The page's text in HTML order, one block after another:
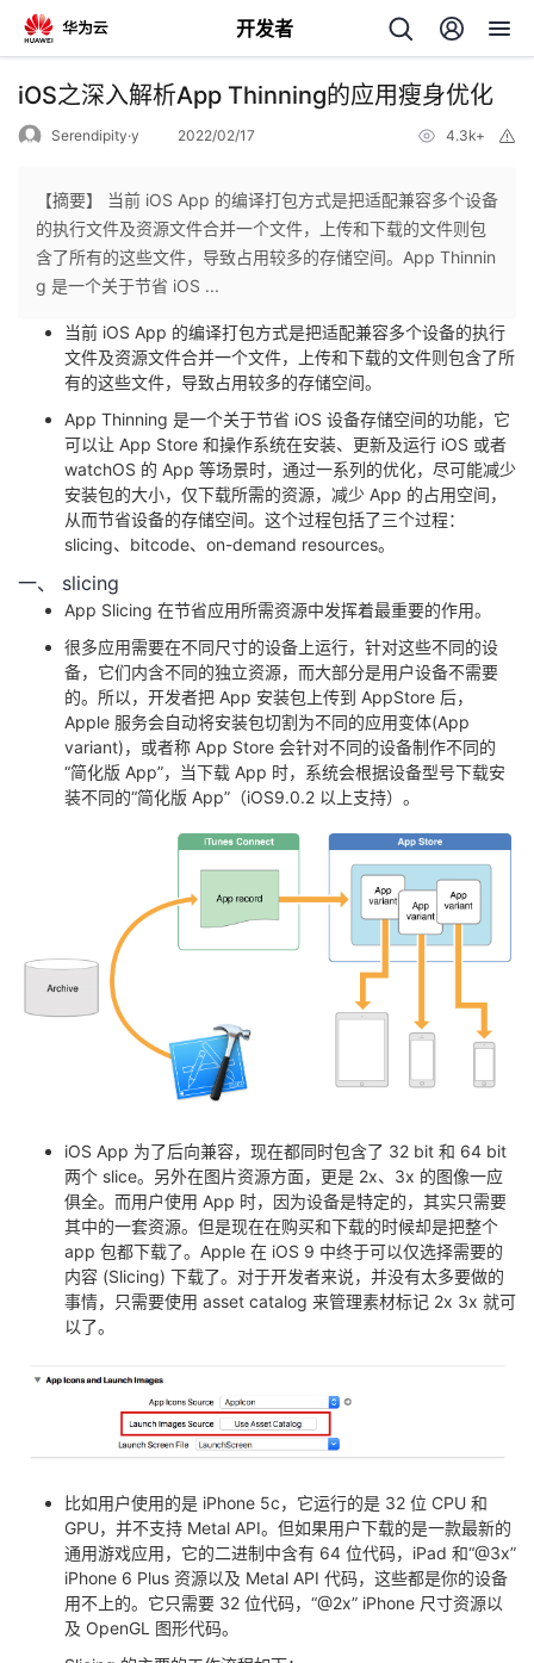
开发者
返
个
人
我
者
播
活
的
发
我
课
的
我
Programs
的
的
术
我
云
iOS之深入解析App Thinning的应用瘦身优化
Serendipity·y 2022/02/17 4.3k+
【摘要】 当前 iOS App 的编译打包方式是把适配兼容多个设备
的执行文件及资源文件合并一个文件，上传和下载的文件则包
含了所有的这些文件，导致占用较多的存储空间。App Thinnin
g 是一个关于节省 iOS ...
当前 iOS App 的编译打包方式是把适配兼容多个设备的执行
文件及资源文件合并一个文件，上传和下载的文件则包含了所
有的这些文件，导致占用较多的存储空间。
App Thinning 是一个关于节省 iOS 设备存储空间的功能，它
可以让 App Store 和操作系统在安装、更新及运行 iOS 或者
watchOS 的 App 等场景时，通过一系列的优化，尽可能减少
安装包的大小，仅下载所需的资源，减少 App 的占用空间，
从而节省设备的存储空间。这个过程包括了三个过程：
slicing、bitcode、on-demand resources。
一、 slicing
App Slicing 在节省应用所需资源中发挥着最重要的作用。
很多应用需要在不同尺寸的设备上运行，针对这些不同的设
备，它们内含不同的独立资源，而大部分是用户设备不需要
的。所以，开发者把 App 安装包上传到 AppStore 后，
Apple 服务会自动将安装包切割为不同的应用变体(App
variant)，或者称 App Store 会针对不同的设备制作不同的
“简化版 App”，当下载 App 时，系统会根据设备型号下载安
装不同的“简化版 App”（iOS9.0.2 以上支持）。
iOS App 为了后向兼容，现在都同时包含了 32 bit 和 64 bit
两个 slice。另外在图片资源方面，更是 2x、3x 的图像一应
俱全。而用户使用 App 时，因为设备是特定的，其实只需要
其中的一套资源。但是现在在购买和下载的时候却是把整个
app 包都下载了。Apple 在 iOS 9 中终于可以仅选择需要的
内容 (Slicing) 下载了。对于开发者来说，并没有太多要做的
事情，只需要使用 asset catalog 来管理素材标记 2x 3x 就可
以了。
比如用户使用的是 iPhone 5c，它运行的是 32 位 CPU 和
GPU，并不支持 Metal API。但如果用户下载的是一款最新的
通用游戏应用，它的二进制中含有 64 位代码，iPad 和“@3x”
iPhone 6 Plus 资源以及 Metal API 代码，这些都是你的设备
用不上的。它只需要 32 位代码，“@2x” iPhone 尺寸资源以
及 OpenGL 图形代码。